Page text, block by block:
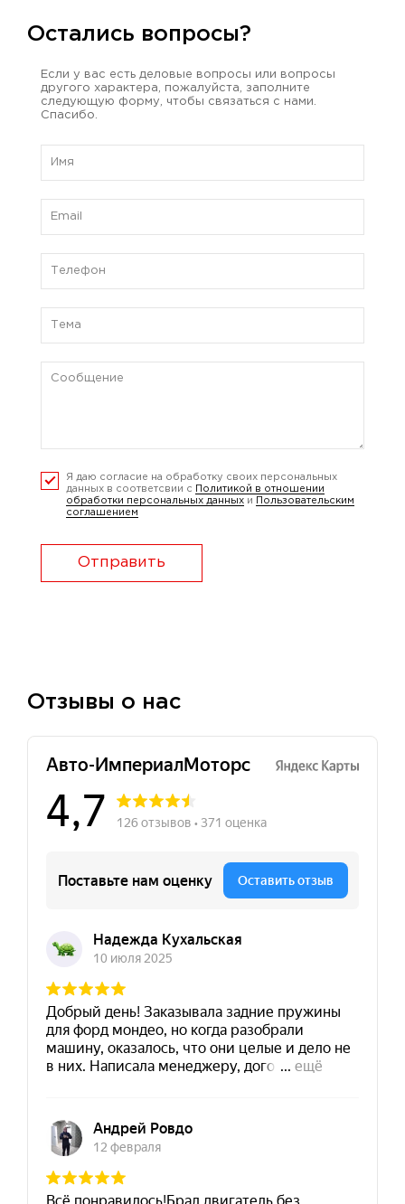
Остались вопросы?
Если у вас есть деловые вопросы или вопросы
другого характера, пожалуйста, заполните
следующую форму, чтобы связаться с нами.
Спасибо.
Я даю согласие на обработку своих персональных
данных в соответсвии с
Политикой в отношении
обработки персональных данных и
Пользовательским
соглашением
Отправить
Отзывы о нас